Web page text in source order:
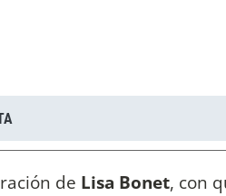
de Lisa Bonet, con